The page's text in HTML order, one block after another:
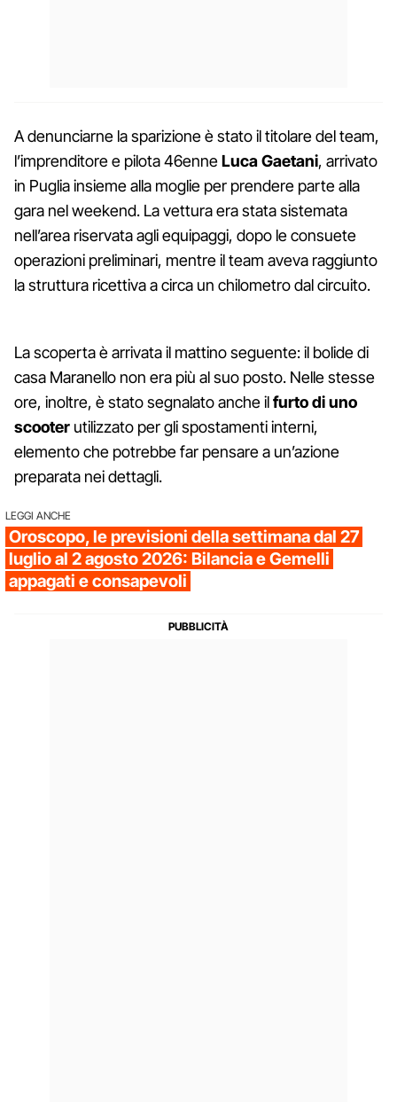
A denunciarne la sparizione è stato il titolare del team,
l’imprenditore e pilota 46enneLuca Gaetani, arrivato
in Puglia insieme alla moglie per prendere parte alla
gara nel weekend. La vettura era stata sistemata
nell’area riservata agli equipaggi, dopo le consuete
operazioni preliminari, mentre il team aveva raggiunto
la struttura ricettiva a circa un chilometro dal circuito.
La scoperta è arrivata il mattino seguente: il bolide di
casa Maranello non era più al suo posto. Nelle stesse
ore, inoltre, è stato segnalato anche ilfurto di uno
scooter utilizzato per gli spostamenti interni,
elemento che potrebbe far pensare a un’azione
preparata nei dettagli.
LEGGI ANCHE
Oroscopo, le previsioni della settimana dal 27
luglio al 2 agosto 2026: Bilancia e Gemelli
appagati e consapevoli